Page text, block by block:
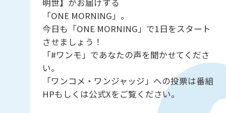
明世】がお届けする
「ONE MORNING」。
今日も「ONE MORNING」で1日をスタート
させましょう！
「#ワンモ」であなたの声を聞かせてくださ
い。
「ワンコメ・ワンジャッジ」への投票は番組
HPもしくは公式Xをご覧ください。